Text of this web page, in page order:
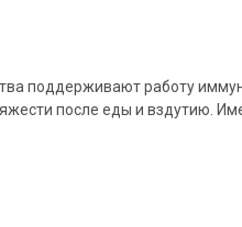
поддерживают работу
после еды и вздутию.